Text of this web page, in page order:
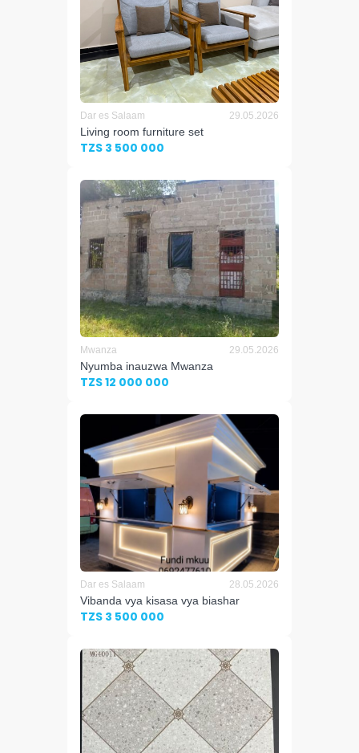
Dar es Salaam 29.05.2026
Living room furniture set
TZS 3 500 000
Mwanza 29.05.2026
Nyumba inauzwa Mwanza
TZS 12 000 000
Dar es Salaam 28.05.2026
Vibanda vya kisasa vya biashar
TZS 3 500 000